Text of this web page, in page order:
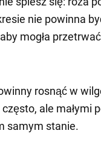
nie powinna
mogła
rosnąć w
ale małymi
samym stanie.